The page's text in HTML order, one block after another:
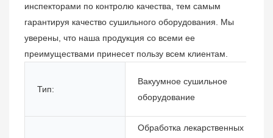
инспекторами по контролю качества, тем самым
гарантируя качество сушильного оборудования. Мы
уверены, что наша продукция со всеми ее
преимуществами принесет пользу всем клиентам.
Тип:
Вакуумное сушильное
оборудование
Обработка лекарственных